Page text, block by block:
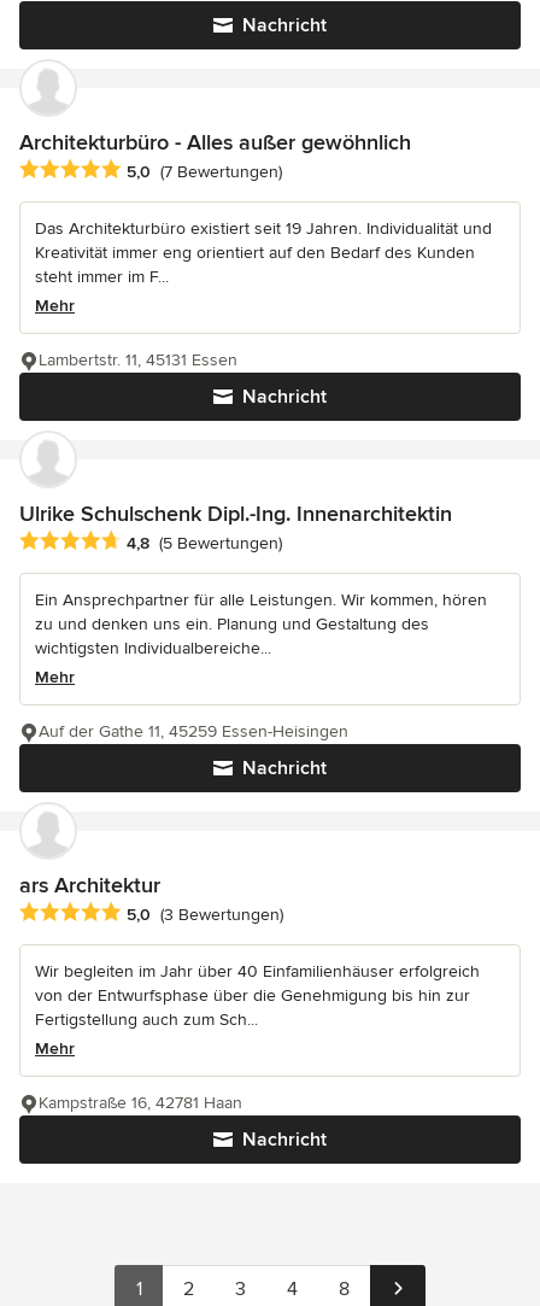
Nachricht
Architekturbüro - Alles außer gewöhnlich
Durchschnittliche Bewertung: 5 von 5 Sternen
5,0 (7 Bewertungen)
Das Architekturbüro existiert seit 19 Jahren. Individualität und
Kreativität immer eng orientiert auf den Bedarf des Kunden
steht immer im F...
Mehr
Nachricht
Lambertstr. 11, 45131 Essen
Ulrike Schulschenk Dipl.-Ing. Innenarchitektin
Durchschnittliche Bewertung: 4.8 von 5 Sternen
4,8 (5 Bewertungen)
Ein Ansprechpartner für alle Leistungen. Wir kommen, hören
zu und denken uns ein. Planung und Gestaltung des
wichtigsten Individualbereiche...
Mehr
Nachricht
Auf der Gathe 11, 45259 Essen-Heisingen
ars Architektur
Durchschnittliche Bewertung: 5 von 5 Sternen
5,0 (3 Bewertungen)
Wir begleiten im Jahr über 40 Einfamilienhäuser erfolgreich
von der Entwurfsphase über die Genehmigung bis hin zur
Fertigstellung auch zum Sch...
Mehr
Nachricht
Kampstraße 16, 42781 Haan
1 2 3 4 8